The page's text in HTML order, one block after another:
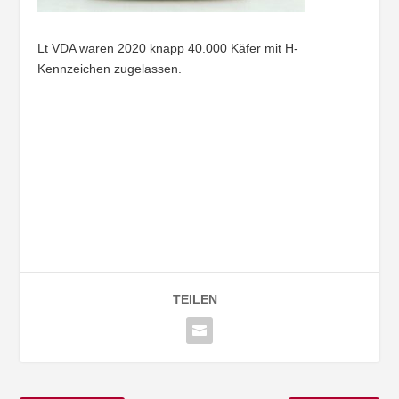
Lt VDA waren 2020 knapp 40.000 Käfer mit H-
Kennzeichen zugelassen.
TEILEN